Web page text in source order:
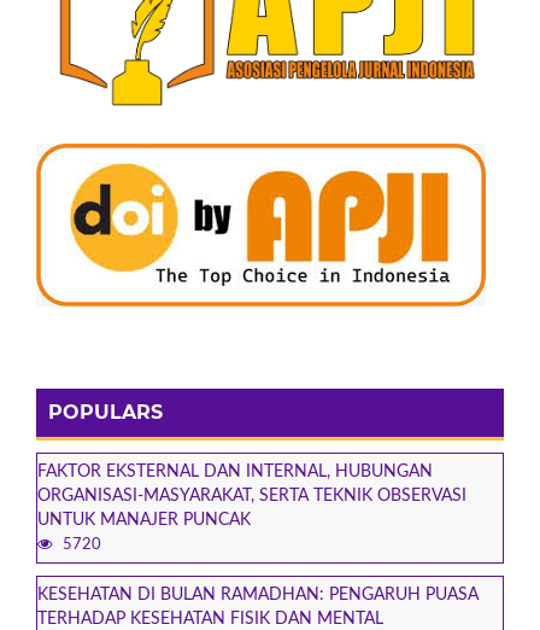
POPULARS
FAKTOR EKSTERNAL DAN INTERNAL, HUBUNGAN
ORGANISASI-MASYARAKAT, SERTA TEKNIK OBSERVASI
UNTUK MANAJER PUNCAK
5720
KESEHATAN DI BULAN RAMADHAN: PENGARUH PUASA
TERHADAP KESEHATAN FISIK DAN MENTAL